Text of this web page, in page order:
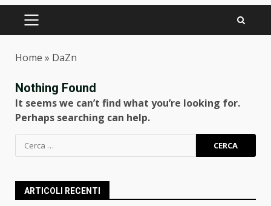
PRIMARY
Home » DaZn
Nothing Found
It seems we can’t find what you’re looking for.
Perhaps searching can help.
Ricerca
per:
ARTICOLI RECENTI